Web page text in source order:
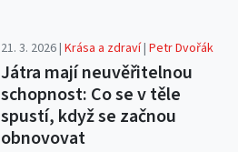
21. 3. 2026 |Krása a zdraví|Petr Dvořák
Játra mají neuvěřitelnou
schopnost: Co se v těle
spustí, když se začnou
obnovovat